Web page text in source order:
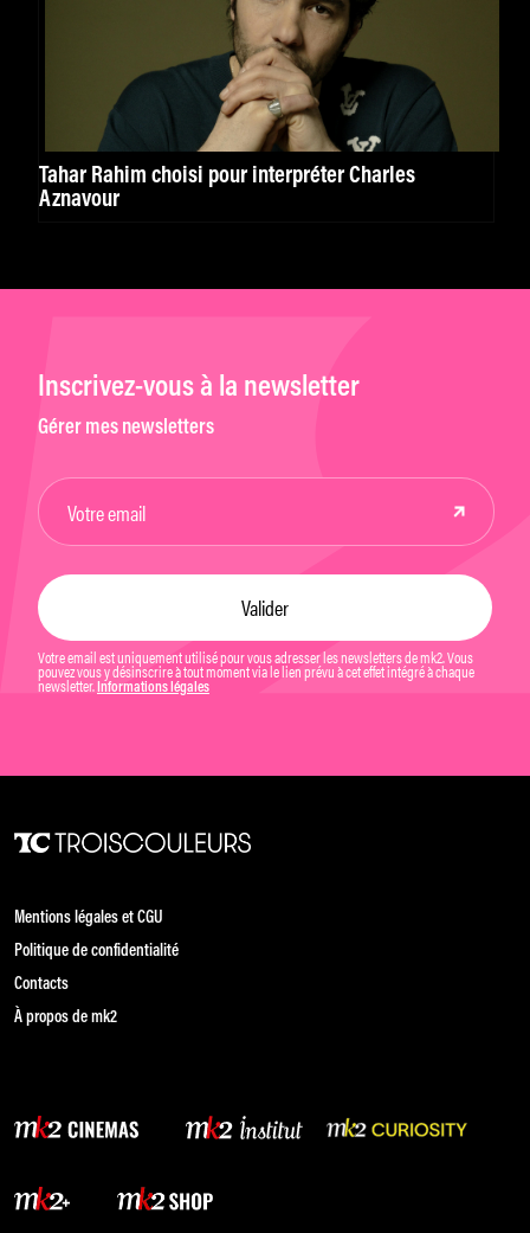
Tahar Rahim choisi pour interpréter Charles
Aznavour
Inscrivez-vous à la newsletter
Gérer mes newsletters
Votre email est uniquement utilisé pour vous adresser les newsletters de mk2. Vous
pouvez vous y désinscrire à tout moment via le lien prévu à cet effet intégré à chaque
newsletter. Informations légales
Mentions légales et CGU
Politique de confidentialité
Contacts
À propos de mk2